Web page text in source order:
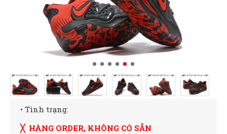
• Tình trạng:
╳ HÀNG ORDER, KHÔNG CÓ SẴN